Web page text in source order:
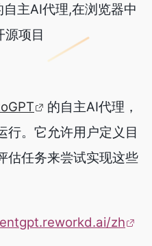
主AI代理,在浏览器中
项目
的自主AI代理，
行。它允许用户定义目
估任务来尝试实现这些
zh